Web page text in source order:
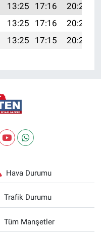
13:25 17:16 20:29
13:25 17:16 20:27
13:25 17:15 20:26
Hava Durumu
Trafik Durumu
Tüm Manşetler